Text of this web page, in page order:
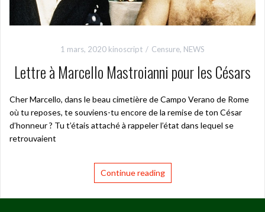
1 mars, 2020 kinoscript Censure, NEWS
Lettre à Marcello Mastroianni pour les Césars
Cher Marcello, dans le beau cimetière de Campo Verano de Rome
où tu reposes, te souviens-tu encore de la remise de ton César
d’honneur ? Tu t’étais attaché à rappeler l’état dans lequel se
retrouvaient
Continue reading